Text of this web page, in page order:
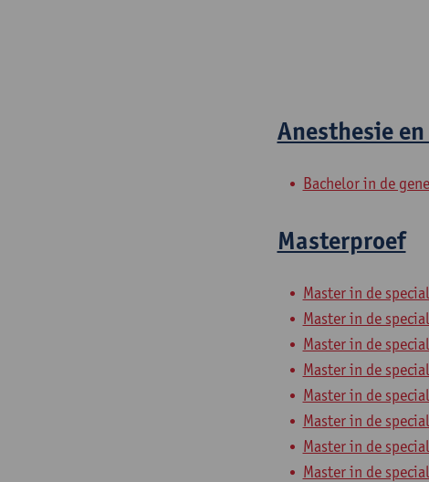
Anesthesie
Bachelor in de
Masterproef
Master in de
Master in de
Master in de
Master in de
Master in de
Master in de
Master in de
Master in de